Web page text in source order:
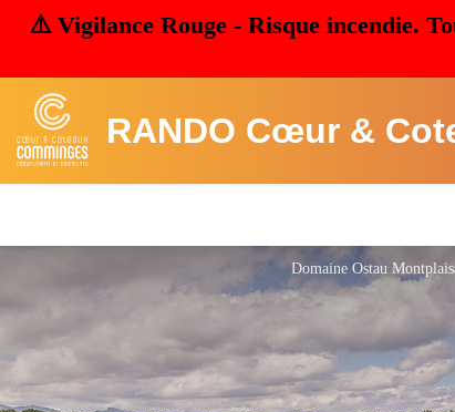
⚠️ Vigilance Rouge - Risque incendie.
RANDO Cœur &